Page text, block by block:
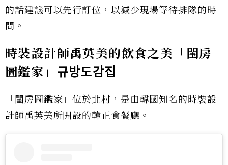
的話建議可以先行訂位，以減少現場等待排隊的時
間。
時裝設計師禹英美的飲食之美「閨房
圖鑑家」 규방도감집
「閨房圖鑑家」位於北村，是由韓國知名的時裝設
計師禹英美所開設的韓正食餐廳。